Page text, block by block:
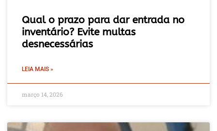
Qual o prazo para dar entrada no
inventário? Evite multas
desnecessárias
LEIA MAIS »
março 14, 2026